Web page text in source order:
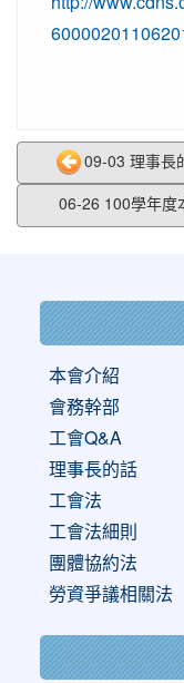
09-03 理事長
06-26 100學年度
本會介紹
會務幹部
工會Q&A
理事長的話
工會法
工會法細則
團體協約法
勞資爭議相關法